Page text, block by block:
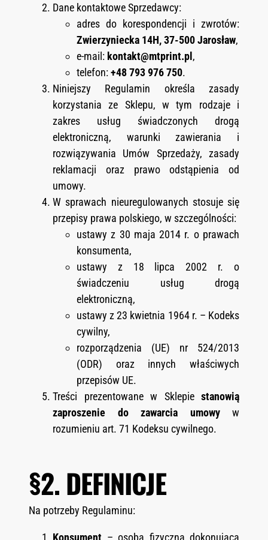
Dane kontaktowe Sprzedawcy:
adres do korespondencji i zwrotów:
Zwierzyniecka 14H, 37-500 Jarosław,
e-mail: kontakt@mtprint.pl,
telefon:+48 793 976 750.
Niniejszy Regulamin określa zasady
korzystania ze Sklepu, w tym rodzaje i
zakres usług świadczonych drogą
elektroniczną, warunki zawierania i
rozwiązywania Umów Sprzedaży, zasady
reklamacji oraz prawo odstąpienia od
umowy.
W sprawach nieuregulowanych stosuje się
przepisy prawa polskiego, w szczególności:
ustawy z 30 maja 2014 r. o prawach
konsumenta,
ustawy z 18 lipca 2002 r. o
świadczeniu usług drogą
elektroniczną,
ustawy z 23 kwietnia 1964 r. – Kodeks
cywilny,
rozporządzenia (UE) nr 524/2013
(ODR) oraz innych właściwych
przepisów UE.
Treści prezentowane w Sklepie stanowią
zaproszenie do zawarcia umowyw
rozumieniu art. 71 Kodeksu cywilnego.
§2. DEFINICJE
Na potrzeby Regulaminu:
Konsument – osoba fizyczna dokonująca